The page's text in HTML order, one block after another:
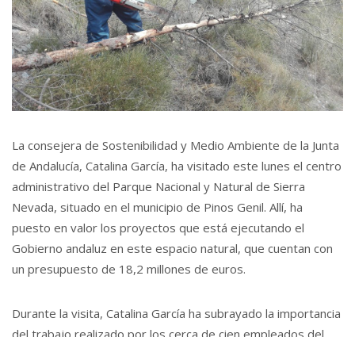
La consejera de Sostenibilidad y Medio Ambiente de la Junta
de Andalucía, Catalina García, ha visitado este lunes el centro
administrativo del Parque Nacional y Natural de Sierra
Nevada, situado en el municipio de Pinos Genil. Allí, ha
puesto en valor los proyectos que está ejecutando el
Gobierno andaluz en este espacio natural, que cuentan con
un presupuesto de 18,2 millones de euros.
Durante la visita, Catalina García ha subrayado la importancia